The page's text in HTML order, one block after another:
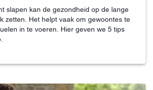
slapen kan de gezondheid op de lange
zetten. Het helpt vaak om gewoontes te
in te voeren. Hier geven we 5 tips